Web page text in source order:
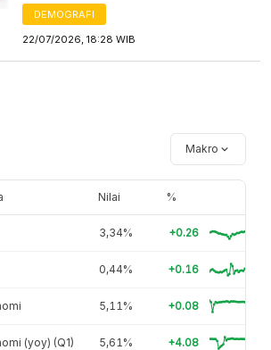
DEMOGRAFI
22/07/2026, 18:28 WIB
Makro
Nilai %
3,34% +0.26
0,44% +0.16
5,11% +0.08
(yoy) (Q1) 5,61% +4.08